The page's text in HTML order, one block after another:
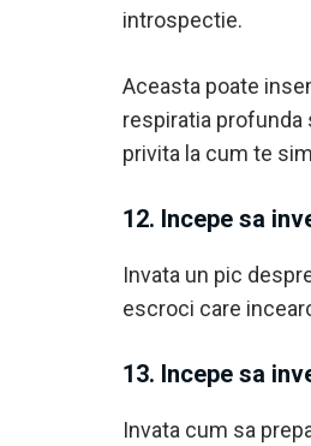
introspectie.
Aceasta poate
respiratia profunda
privita la cum te
12. Incepe sa
Invata un pic
escroci care
13. Incepe sa
Invata cum sa